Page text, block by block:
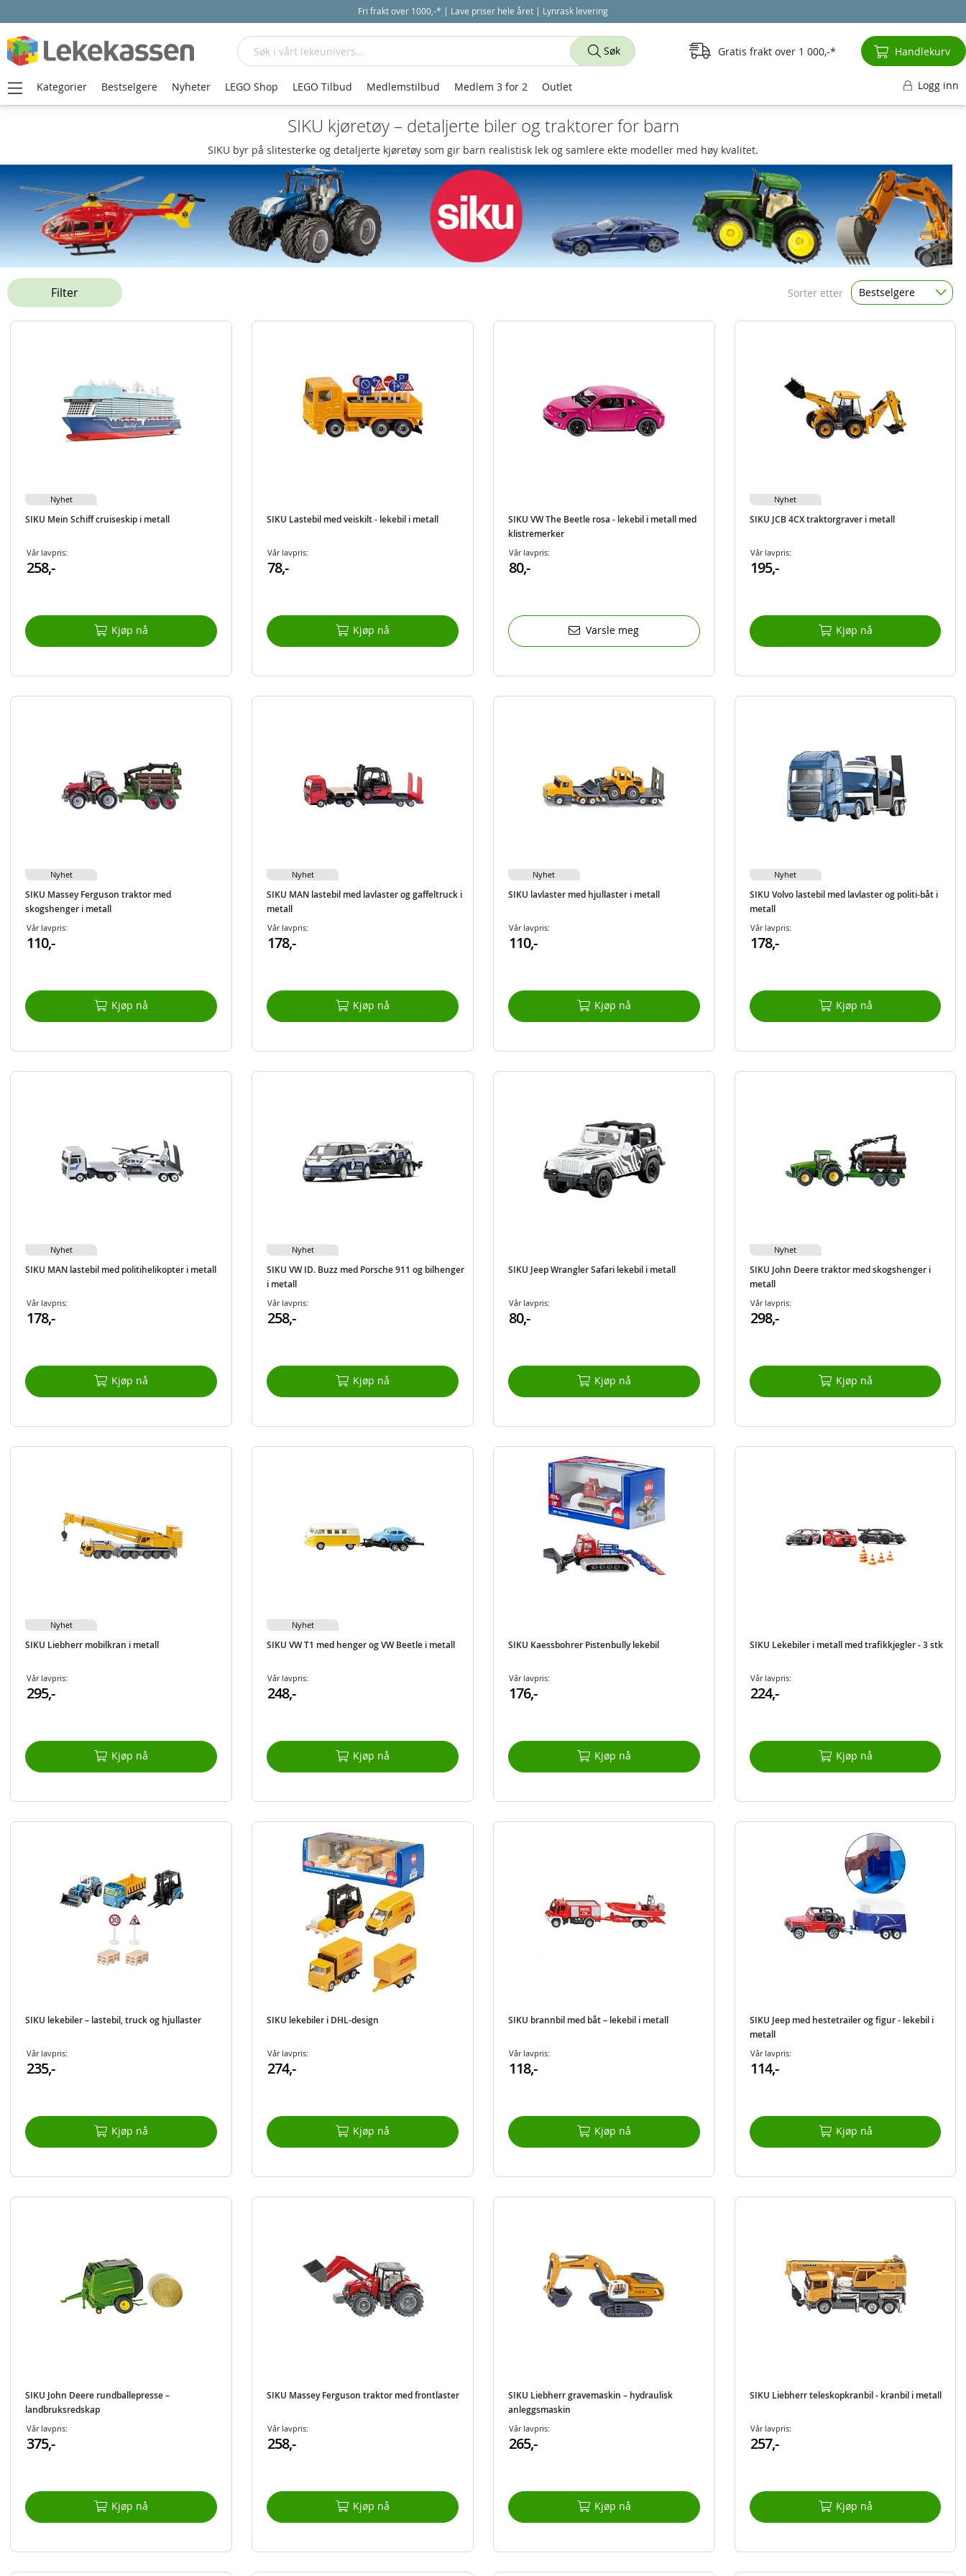
Fri frakt over 1000,-* | Lave priser hele året | Lynrask levering
SIKU kjøretøy – detaljerte biler og traktorer for barn
SIKU byr på slitesterke og detaljerte kjøretøy som gir barn realistisk lek og samlere ekte modeller med høy kvalitet.
Filter Sorter etter Bestselgere
SIKU Mein Schiff cruiseskip i metall
Vår lavpris:
258,-
Kjøp nå
Nyhet
SIKU Lastebil med veiskilt - lekebil i metall
Vår lavpris:
78,-
Kjøp nå
SIKU VW The Beetle rosa - lekebil i metall med
klistremerker
Vår lavpris:
80,-
Varsle meg
SIKU JCB 4CX traktorgraver i metall
Vår lavpris:
195,-
Kjøp nå
Nyhet
SIKU Massey Ferguson traktor med
skogshenger i metall
Vår lavpris:
110,-
Kjøp nå
Nyhet
SIKU MAN lastebil med lavlaster og gaffeltruck i
metall
Vår lavpris:
178,-
Kjøp nå
Nyhet
SIKU lavlaster med hjullaster i metall
Vår lavpris:
110,-
Kjøp nå
Nyhet
SIKU Volvo lastebil med lavlaster og politi-båt i
metall
Vår lavpris:
178,-
Kjøp nå
Nyhet
SIKU MAN lastebil med politihelikopter i metall
Vår lavpris:
178,-
Kjøp nå
Nyhet
SIKU VW ID. Buzz med Porsche 911 og bilhenger
i metall
Vår lavpris:
258,-
Kjøp nå
Nyhet
SIKU Jeep Wrangler Safari lekebil i metall
Vår lavpris:
80,-
Kjøp nå
SIKU John Deere traktor med skogshenger i
metall
Vår lavpris:
298,-
Kjøp nå
Nyhet
SIKU Liebherr mobilkran i metall
Vår lavpris:
295,-
Kjøp nå
Nyhet
SIKU VW T1 med henger og VW Beetle i metall
Vår lavpris:
248,-
Kjøp nå
Nyhet
SIKU Kaessbohrer Pistenbully lekebil
Vår lavpris:
176,-
Kjøp nå
SIKU Lekebiler i metall med trafikkjegler - 3 stk
Vår lavpris:
224,-
Kjøp nå
SIKU lekebiler – lastebil, truck og hjullaster
Vår lavpris:
235,-
Kjøp nå
SIKU lekebiler i DHL-design
Vår lavpris:
274,-
Kjøp nå
SIKU brannbil med båt – lekebil i metall
Vår lavpris:
118,-
Kjøp nå
SIKU Jeep med hestetrailer og figur - lekebil i
metall
Vår lavpris:
114,-
Kjøp nå
SIKU John Deere rundballepresse –
landbruksredskap
Vår lavpris:
375,-
Kjøp nå
SIKU Massey Ferguson traktor med frontlaster
Vår lavpris:
258,-
Kjøp nå
SIKU Liebherr gravemaskin – hydraulisk
anleggsmaskin
Vår lavpris:
265,-
Kjøp nå
SIKU Liebherr teleskopkranbil - kranbil i metall
Vår lavpris:
257,-
Kjøp nå
Søk
Søk Gratis frakt over 1 000,- Handlekurv
Kategorier Bestselgere Nyheter LEGO Shop LEGO Tilbud Medlemstilbud Medlem 3 for 2 Outlet Logg inn